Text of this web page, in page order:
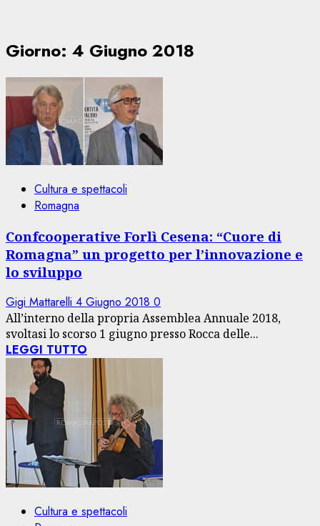
Giorno: 4 Giugno 2018
Cultura e spettacoli
Romagna
Confcooperative Forlì Cesena: “Cuore di
Romagna” un progetto per l’innovazione e
lo sviluppo
Gigi Mattarelli 4 Giugno 2018 0
All’interno della propria Assemblea Annuale 2018,
svoltasi lo scorso 1 giugno presso Rocca delle...
LEGGI TUTTO
Cultura e spettacoli